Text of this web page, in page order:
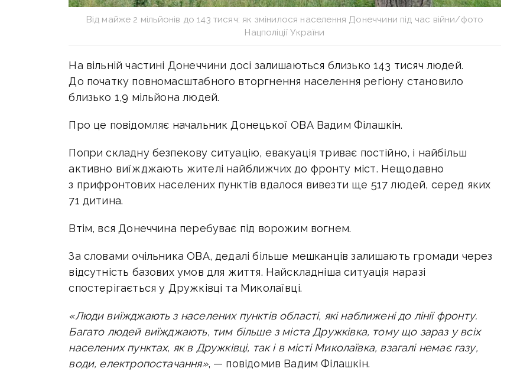
Від майже 2 мільйонів до 143 тисяч: як змінилося населення Донеччини під час війни/фото
Нацполіції України
На вільній частині Донеччини досі залишаються близько 143 тисяч людей.
До початку повномасштабного вторгнення населення регіону становило
близько 1,9 мільйона людей.
Про це повідомляє начальник Донецької ОВА Вадим Філашкін.
Попри складну безпекову ситуацію, евакуація триває постійно, і найбільш
активно виїжджають жителі найближчих до фронту міст. Нещодавно
з прифронтових населених пунктів вдалося вивезти ще 517 людей, серед яких
71 дитина.
Втім, вся Донеччина перебуває під ворожим вогнем.
За словами очільника ОВА, дедалі більше мешканців залишають громади через
відсутність базових умов для життя. Найскладніша ситуація наразі
спостерігається у Дружківці та Миколаївці.
«Люди виїжджають з населених пунктів області, які наближені до лінії фронту.
Багато людей виїжджають, тим більше з міста Дружківка, тому що зараз у всіх
населених пунктах, як в Дружківці, так і в місті Миколаївка, взагалі немає газу,
води, електропостачання», — повідомив Вадим Філашкін.